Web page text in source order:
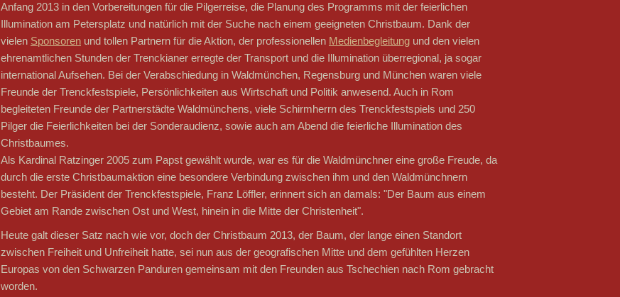
Anfang 2013 in den Vorbereitungen für die Pilgerreise, die Planung des Programms mit der feierlichen
Illumination am Petersplatz und natürlich mit der Suche nach einem geeigneten Christbaum. Dank der
vielen Sponsoren und tollen Partnern für die Aktion, der professionellen Medienbegleitung und den vielen
ehrenamtlichen Stunden der Trenckianer erregte der Transport und die Illumination überregional, ja sogar
international Aufsehen. Bei der Verabschiedung in Waldmünchen, Regensburg und München waren viele
Freunde der Trenckfestspiele, Persönlichkeiten aus Wirtschaft und Politik anwesend. Auch in Rom
begleiteten Freunde der Partnerstädte Waldmünchens, viele Schirmherrn des Trenckfestspiels und 250
Pilger die Feierlichkeiten bei der Sonderaudienz, sowie auch am Abend die feierliche Illumination des
Christbaumes.
Als Kardinal Ratzinger 2005 zum Papst gewählt wurde, war es für die Waldmünchner eine große Freude, da
durch die erste Christbaumaktion eine besondere Verbindung zwischen ihm und den Waldmünchnern
besteht. Der Präsident der Trenckfestspiele, Franz Löffler, erinnert sich an damals: "Der Baum aus einem
Gebiet am Rande zwischen Ost und West, hinein in die Mitte der Christenheit".
Heute galt dieser Satz nach wie vor, doch der Christbaum 2013, der Baum, der lange einen Standort
zwischen Freiheit und Unfreiheit hatte, sei nun aus der geografischen Mitte und dem gefühlten Herzen
Europas von den Schwarzen Panduren gemeinsam mit den Freunden aus Tschechien nach Rom gebracht
worden.